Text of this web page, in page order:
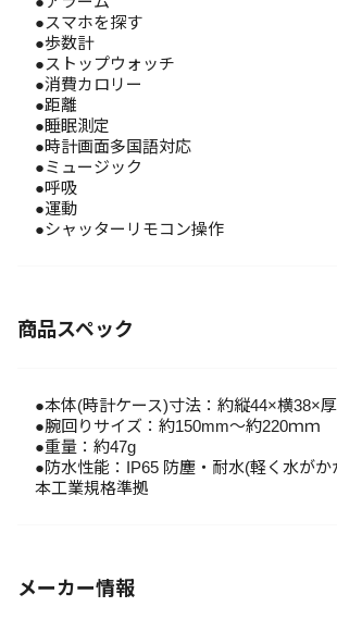
●スマホを探す
●歩数計
●ストップウォッチ
●消費カロリー
●距離
●睡眠測定
●時計画面多国語対応
●ミュージック
●呼吸
●運動
●シャッターリモコン操作
商品スペック
●本体(時計ケース)寸法：約縦44×横38×
●腕回りサイズ：約150mm～約220ｍｍ
●重量：約47g
●防水性能：IP65 防塵・耐水(軽く水がか
本工業規格準拠
メーカー情報